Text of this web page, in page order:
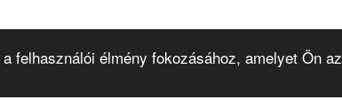
felhasználói élmény fokozásához, amelyet Ön az